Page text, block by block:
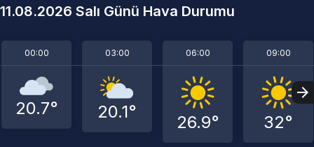
11.08.2026 Salı Günü Hava Durumu
00:00
20.7°
03:00
20.1°
06:00
26.9°
09:00
32°